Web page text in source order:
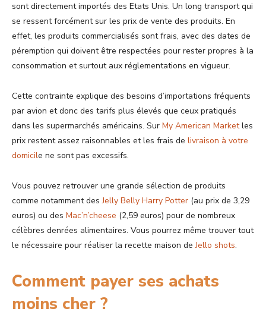
sont directement importés des Etats Unis. Un long transport qui
se ressent forcément sur les prix de vente des produits. En
effet, les produits commercialisés sont frais, avec des dates de
péremption qui doivent être respectées pour rester propres à la
consommation et surtout aux réglementations en vigueur.
Cette contrainte explique des besoins d’importations fréquents
par avion et donc des tarifs plus élevés que ceux pratiqués
dans les supermarchés américains. Sur My American Marketles
prix restent assez raisonnables et les frais de livraison à votre
domicile ne sont pas excessifs.
Vous pouvez retrouver une grande sélection de produits
comme notamment desJelly Belly Harry Potter (au prix de 3,29
euros) ou des Mac’n’cheese (2,59 euros) pour de nombreux
célèbres denrées alimentaires. Vous pourrez même trouver tout
le nécessaire pour réaliser la recette maison deJello shots.
Comment payer ses achats
moins cher ?